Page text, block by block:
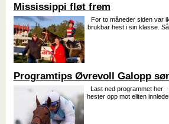
Mississippi fløt frem
For to måneder siden var
brukbar hest i sin klasse.
Programtips Øvrevoll Galopp
Last ned programmet her
hester opp mot eliten